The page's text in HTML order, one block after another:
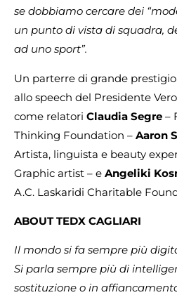
se dobbiamo cercare dei
un punto di vista di squadra,
ad uno sport”.
Un parterre di grande
allo speech del Presidente
come relatori Claudia Segre –
Thinking Foundation – Aaron
Artista, linguista e beauty
Graphic artist – e Angeliki
A.C. Laskaridi Charitable
ABOUT TEDX CAGLIARI
Il mondo si fa sempre più
Si parla sempre più di
sostituzione o in